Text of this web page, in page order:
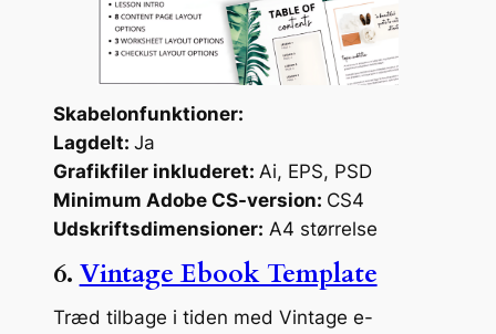
Skabelonfunktioner:
Lagdelt: Ja
Grafikfiler inkluderet: Ai, EPS, PSD
Minimum Adobe CS-version: CS4
Udskriftsdimensioner: A4 størrelse
6. Vintage Ebook Template
Træd tilbage i tiden med Vintage e-